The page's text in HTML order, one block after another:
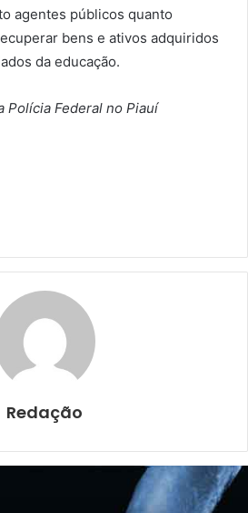
agentes públicos quanto
bens e ativos adquiridos
da educação.
Polícia Federal no Piauí
Redação